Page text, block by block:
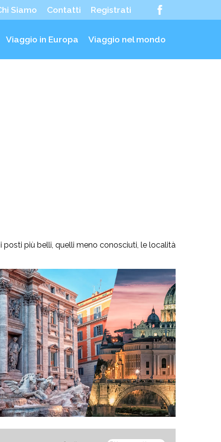
Siamo Contatti Registrati
Viaggio in Europa Viaggio nel mondo
posti più belli, quelli meno conosciuti, le località